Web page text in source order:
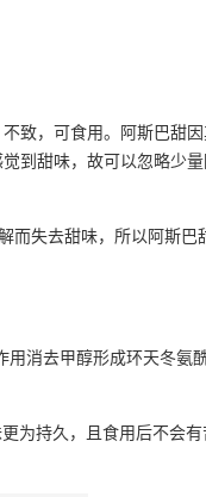
致，可食用。阿斯巴甜
到甜味，故可以忽略少
而失去甜味，所以阿斯巴
用消去甲醇形成环天冬氨
为持久，且食用后不会有